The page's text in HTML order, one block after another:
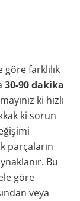
farklılık
30-90 dakika
ki hızlı
ki sorun
parçaların
Bu
göre
veya